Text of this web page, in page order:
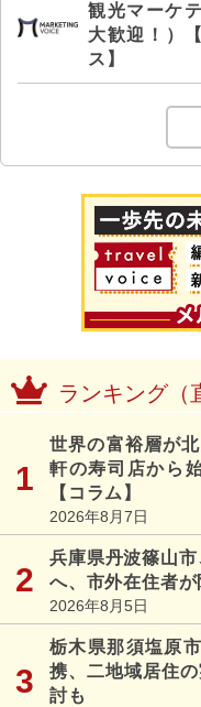
観光マーケ
大歓迎！）
ス】
ランキング（
世界の富裕層が
軒の寿司店から
【コラム】
2026年8月7日
兵庫県丹波篠山
へ、市外在住者
2026年8月5日
栃木県那須塩原
携、二地域居住
討も